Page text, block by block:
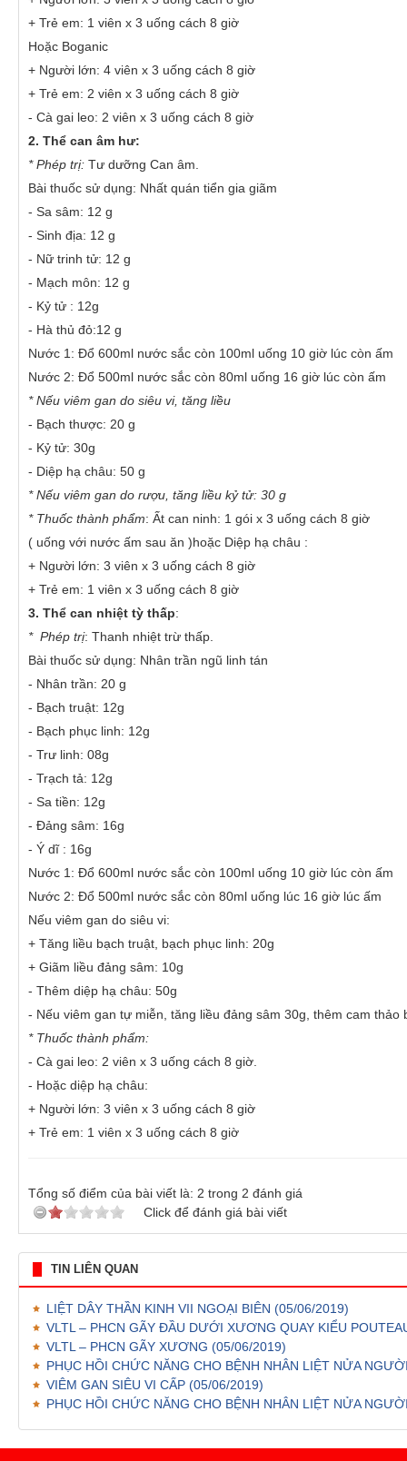
+ Trẻ em: 1 viên x 3 uống cách 8 giờ
Hoặc Boganic
+ Người lớn: 4 viên x 3 uống cách 8 giờ
+ Trẻ em: 2 viên x 3 uống cách 8 giờ
- Cà gai leo: 2 viên x 3 uống cách 8 giờ
2. Thể can âm hư:
* Phép trị: Tư dưỡng Can âm.
Bài thuốc sử dụng: Nhất quán tiển gia giãm
- Sa sâm: 12 g
- Sinh địa: 12 g
- Nữ trinh tử: 12 g
- Mạch môn: 12 g
- Kỷ tử : 12g
- Hà thủ đỏ:12 g
Nước 1: Đổ 600ml nước sắc còn 100ml uống 10 giờ lúc còn ấm
Nước 2: Đổ 500ml nước sắc còn 80ml uống 16 giờ lúc còn ấm
* Nếu viêm gan do siêu vi, tăng liều
- Bạch thược: 20 g
- Kỷ tử: 30g
- Diệp hạ châu: 50 g
* Nếu viêm gan do rượu, tăng liều kỷ tử: 30 g
* Thuốc thành phẩm: Ất can ninh: 1 gói x 3 uống cách 8 giờ
( uống với nước ấm sau ăn )hoặc Diệp hạ châu :
+ Người lớn: 3 viên x 3 uống cách 8 giờ
+ Trẻ em: 1 viên x 3 uống cách 8 giờ
3. Thể can nhiệt tỳ thấp:
* Phép trị: Thanh nhiệt trừ thấp.
Bài thuốc sử dụng: Nhân trần ngũ linh tán
- Nhân trần: 20 g
- Bạch truật: 12g
- Bạch phục linh: 12g
- Trư linh: 08g
- Trạch tả: 12g
- Sa tiền: 12g
- Đảng sâm: 16g
- Ý dĩ : 16g
Nước 1: Đổ 600ml nước sắc còn 100ml uống 10 giờ lúc còn ấm
Nước 2: Đổ 500ml nước sắc còn 80ml uống lúc 16 giờ lúc ấm
Nếu viêm gan do siêu vi:
+ Tăng liều bạch truật, bạch phục linh: 20g
+ Giãm liều đảng sâm: 10g
- Thêm diệp hạ châu: 50g
- Nếu viêm gan tự miễn, tăng liều đảng sâm 30g, thêm cam thảo
* Thuốc thành phẩm:
- Cà gai leo: 2 viên x 3 uống cách 8 giờ.
- Hoặc diệp hạ châu:
+ Người lớn: 3 viên x 3 uống cách 8 giờ
+ Trẻ em: 1 viên x 3 uống cách 8 giờ
Tổng số điểm của bài viết là: 2 trong 2 đánh giá
Click để đánh giá bài viết
TIN LIÊN QUAN
LIỆT DÂY THẦN KINH VII NGOẠI BIÊN (05/06/2019)
VLTL – PHCN GÃY ĐẦU DƯỚI XƯƠNG QUAY KIỂU
VLTL – PHCN GÃY XƯƠNG (05/06/2019)
PHỤC HỒI CHỨC NĂNG CHO BỆNH NHÂN LIỆT NỬA
VIÊM GAN SIÊU VI CẤP (05/06/2019)
PHỤC HỒI CHỨC NĂNG CHO BỆNH NHÂN LIỆT NỬA